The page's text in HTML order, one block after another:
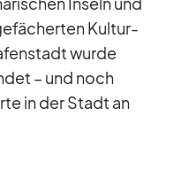
Kul­tur-
wurde
– und noch
in der Stadt an